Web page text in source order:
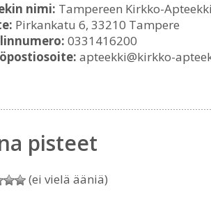
nimi: Tampereen Kirkko-
Pirkankatu 6, 33210 Tampere
0331416200
apteekki@kirkko-
pisteet
(ei vielä ääniä)